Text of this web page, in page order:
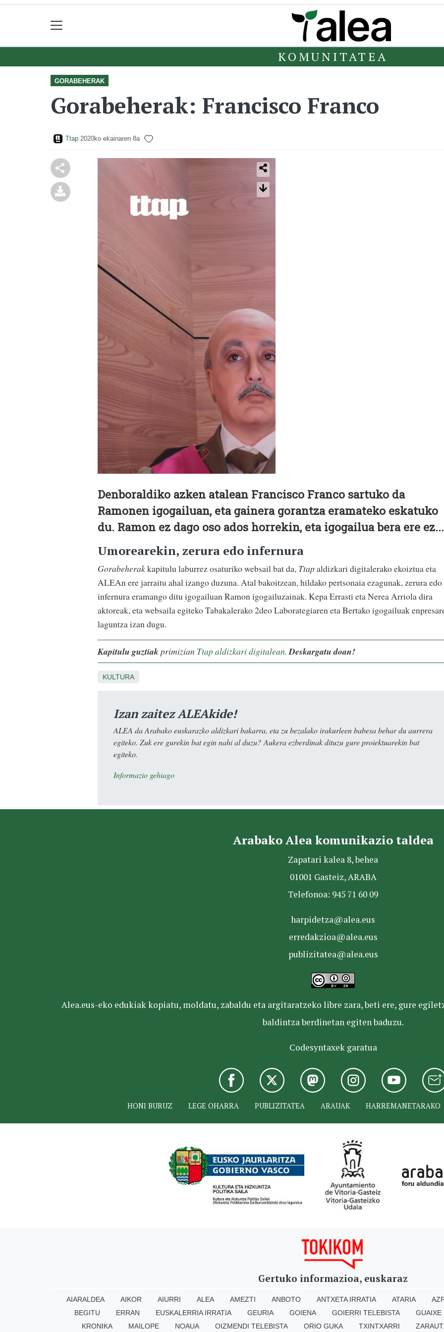
KOMUNITATEA
GORABEHERAK
Gorabeherak: Francisco Franco
Ttap 2020ko ekainaren 8a
Denboraldiko azken atalean Francisco Franco sartuko da
Ramonen igogailuan, eta gainera gorantza eramateko eskatuko
du. Ramon ez dago oso ados horrekin, eta igogailua bera ere ez...
Umorearekin, zerura edo infernura
Gorabeherakkapitulu laburrez osaturiko websail bat da, Ttapaldizkari digitalerako ekoiztua eta
ALEAn ere jarraitu ahal izango duzuna. Atal bakoitzean, hildako pertsonaia ezagunak, zerura edo
infernura eramango ditu igogailuan Ramon igogailuzainak. Kepa Errasti eta Nerea Arriola dira
aktoreak, eta websaila egiteko Tabakalerako 2deo Laborategiaren eta Bertako igogailuak
laguntza izan dugu.
Kapitulu guztiakprimizian Ttapaldizkari digitalean.Deskargatu doan!
KULTURA
Izan zaitez ALEAkide!
ALEA da Arabako euskarazko aldizkari bakarra, eta zu bezalako irakurleen babesa behar du aurrera
egiteko. Zuk ere gurekin bat egin nahi al duzu? Aukera ezberdinak dituzu gure proiektuarekin bat
egiteko.
Informazio gehiago
Arabako Alea komunikazio taldea
Zapatari kalea 8, behea
01001 Gasteiz, ARABA
Telefonoa: 945 71 60 09
harpidetza@alea.eus
erredakzioa@alea.eus
publizitatea@alea.eus
Alea.eus-eko edukiak kopiatu, moldatu, zabaldu eta argitaratzeko libre zara, beti ere, gure
baldintza berdinetan egiten baduzu.
Codesyntaxek garatua
HONI BURUZ LEGE OHARRA PUBLIZITATEA ARAUAK HARREMANETARAKO
Gertuko informazioa, euskaraz
AIARALDEA AIKOR AIURRI ALEA AMEZTI ANBOTO ANTXETA IRRATIA ATARIA
BEGITU
ERRAN EUSKALERRIA IRRATIA GEURIA GOIENA GOIERRI TELEBISTA
GUAIXE
KRONIKA
MAILOPE NOAUA OIZMENDI TELEBISTA ORIO GUKA TXINTXARRI